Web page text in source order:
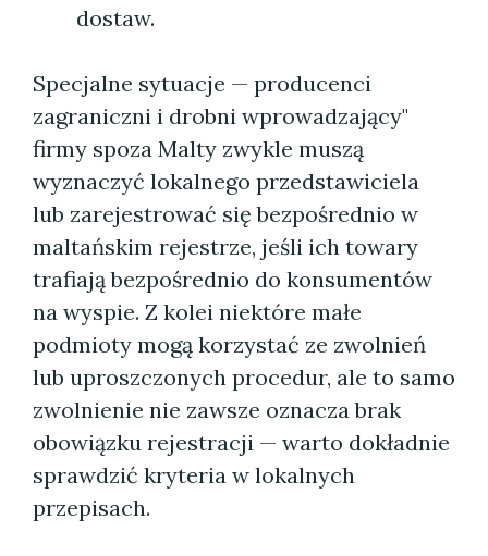
dostaw.
Specjalne sytuacje — producenci
zagraniczni i drobni wprowadzający"
firmy spoza Malty zwykle muszą
wyznaczyć lokalnego przedstawiciela
lub zarejestrować się bezpośrednio w
maltańskim rejestrze, jeśli ich towary
trafiają bezpośrednio do konsumentów
na wyspie. Z kolei niektóre małe
podmioty mogą korzystać ze zwolnień
lub uproszczonych procedur, ale to samo
zwolnienie nie zawsze oznacza brak
obowiązku rejestracji — warto dokładnie
sprawdzić kryteria w lokalnych
przepisach.